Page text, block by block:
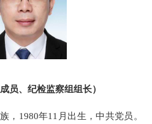
员、纪检监察组组长）
1980年11月出生，中共党员。